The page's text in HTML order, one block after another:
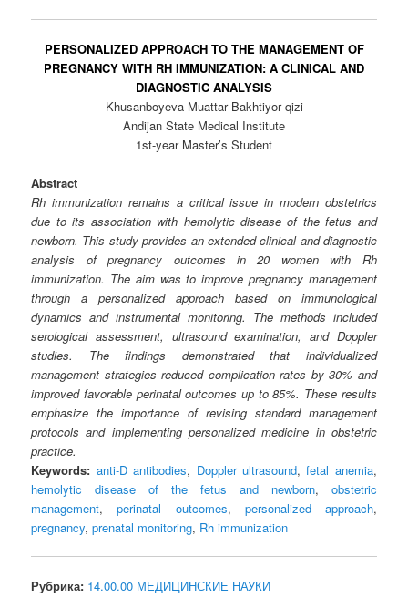
PERSONALIZED APPROACH TO THE MANAGEMENT OF
PREGNANCY WITH RH IMMUNIZATION: A CLINICAL AND
DIAGNOSTIC ANALYSIS
Khusanboyeva Muattar Bakhtiyor qizi
Andijan State Medical Institute
1st-year Master’s Student
Abstract
Rh immunization remains a critical issue in modern obstetrics
due to its association with hemolytic disease of the fetus and
newborn. This study provides an extended clinical and diagnostic
analysis of pregnancy outcomes in 20 women with Rh
immunization. The aim was to improve pregnancy management
through a personalized approach based on immunological
dynamics and instrumental monitoring. The methods included
serological assessment, ultrasound examination, and Doppler
studies. The findings demonstrated that individualized
management strategies reduced complication rates by 30% and
improved favorable perinatal outcomes up to 85%. These results
emphasize the importance of revising standard management
protocols and implementing personalized medicine in obstetric
practice.
Keywords: anti-D antibodies, Doppler ultrasound,fetal anemia,
hemolytic disease of the fetus and newborn, obstetric
management,perinatal outcomes, personalized approach,
pregnancy,prenatal monitoring, Rh immunization
Рубрика: 14.00.00 МЕДИЦИНСКИЕ НАУКИ